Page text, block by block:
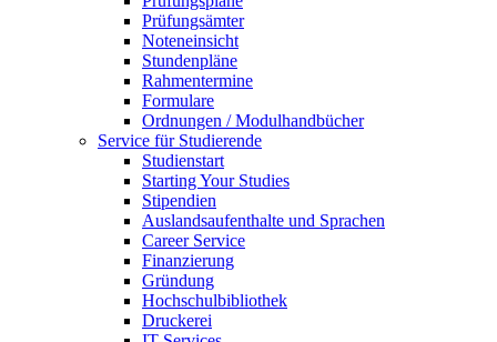
Prüfungsämter
Noteneinsicht
Stundenpläne
Rahmentermine
Formulare
Ordnungen / Modulhandbücher
Service für Studierende
Studienstart
Starting Your Studies
Stipendien
Auslandsaufenthalte und Sprachen
Career Service
Finanzierung
Gründung
Hochschulbibliothek
Druckerei